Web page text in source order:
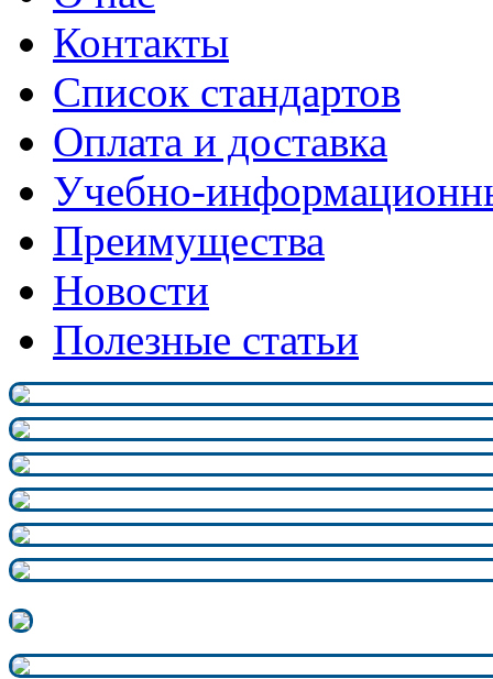
Контакты
Список стандартов
Оплата и доставка
Учебно-
Преимущества
Новости
Полезные статьи